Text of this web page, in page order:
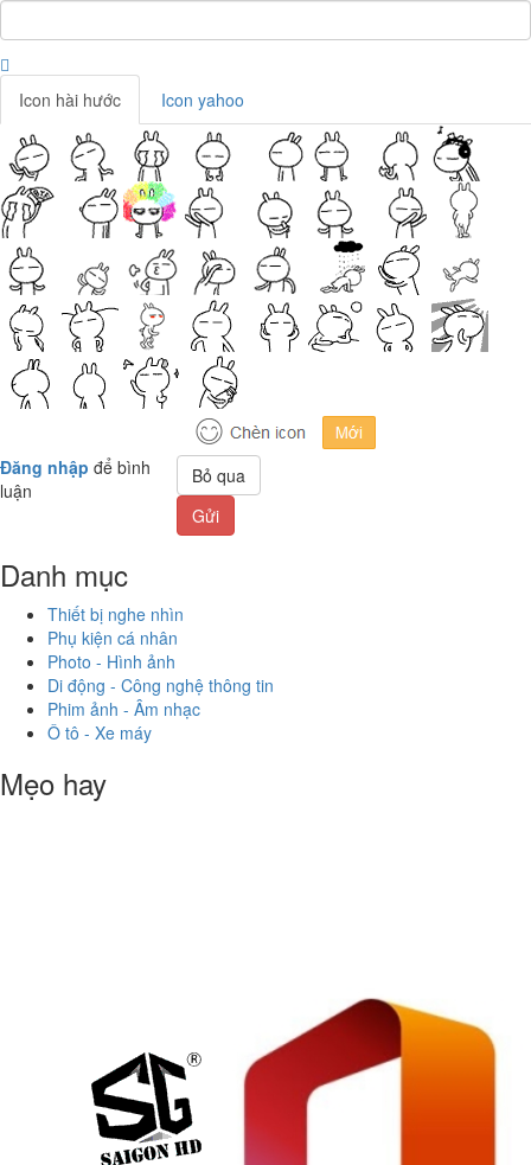
Icon hài hước Icon yahoo
Đăng nhập để bình
luận
Bỏ qua
Gửi
Danh mục
Thiết bị nghe nhìn
Phụ kiện cá nhân
Photo - Hình ảnh
Di động - Công nghệ thông tin
Phim ảnh - Âm nhạc
Ô tô - Xe máy
Mẹo hay